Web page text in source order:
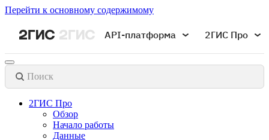
Перейти к основному содержимому
API-платформа 2ГИС Про
Поиск
2ГИС Про
Обзор
Начало работы
Данные